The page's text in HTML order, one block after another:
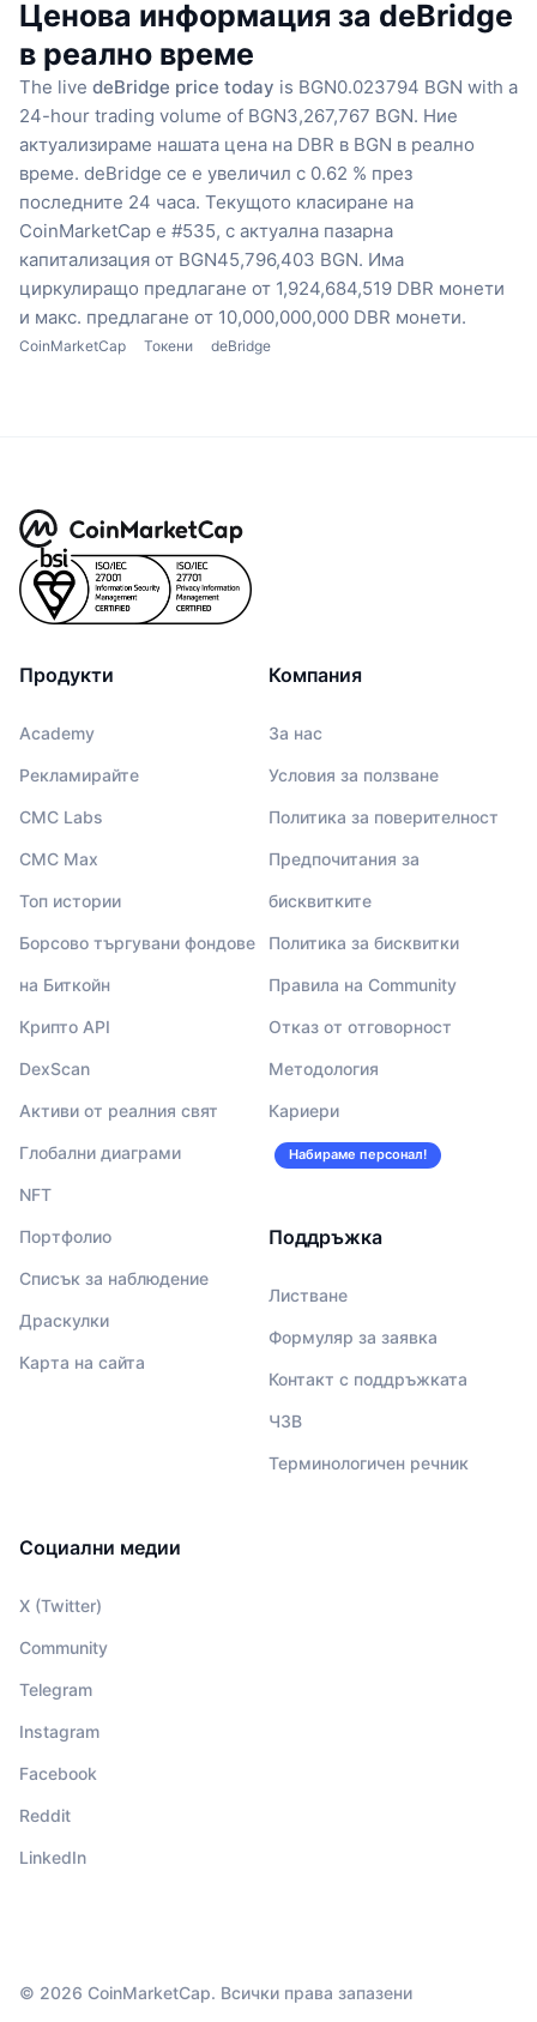
Ценова информация за deBridge
в реално време
The live deBridge price today is BGN0.023794 BGN with a
24-hour trading volume of BGN3,267,767 BGN. Ние
актуализираме нашата цена на DBR в BGN в реално
време. deBridge се е увеличил с 0.62 % през
последните 24 часа. Текущото класиране на
CoinMarketCap е #535, с актуална пазарна
капитализация от BGN45,796,403 BGN. Има
циркулиращо предлагане от 1,924,684,519 DBR монети
и макс. предлагане от 10,000,000,000 DBR монети.
CoinMarketCap Токени deBridge
Продукти
Academy
Рекламирайте
CMC Labs
CMC Max
Топ истории
Борсово търгувани фондове
на Биткойн
Крипто API
DexScan
Активи от реалния свят
Глобални диаграми
NFT
Портфолио
Списък за наблюдение
Драскулки
Карта на сайта
Компания
За нас
Условия за ползване
Политика за поверителност
Предпочитания за
бисквитките
Политика за бисквитки
Правила на Community
Отказ от отговорност
Методология
Кариери
Набираме персонал!
Поддръжка
Листване
Формуляр за заявка
Контакт с поддръжката
ЧЗВ
Терминологичен речник
Социални медии
X (Twitter)
Community
Telegram
Instagram
Facebook
Reddit
LinkedIn
© 2026 CoinMarketCap. Всички права запазени